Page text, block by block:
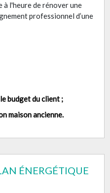
à l'heure de rénover une
professionnel d’une
budget du client ;
maison ancienne.
ÉNERGÉTIQUE